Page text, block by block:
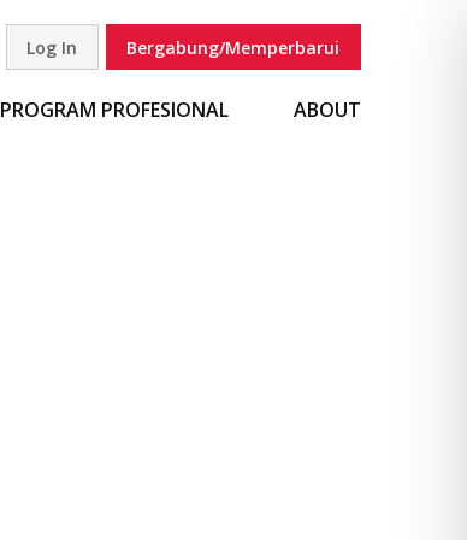
Log In Bergabung/Memperbarui
PROGRAM PROFESIONAL ABOUT